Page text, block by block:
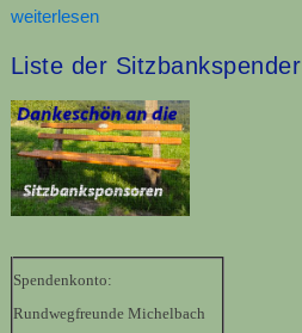
weiterlesen
Liste der Sitzbankspender
Spendenkonto:
Rundwegfreunde Michelbach